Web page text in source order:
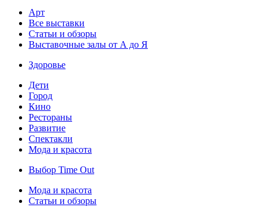
Арт
Все выставки
Статьи и обзоры
Выставочные залы от А до Я
Здоровье
Дети
Город
Кино
Рестораны
Развитие
Спектакли
Мода и красота
Выбор Time Out
Мода и красота
Статьи и обзоры